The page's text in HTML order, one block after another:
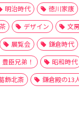
明治時代
徳川家康
デザイン
文
展覧会
鎌倉時代
豊臣兄弟！
昭和時代
飾北斎 鎌倉殿の13